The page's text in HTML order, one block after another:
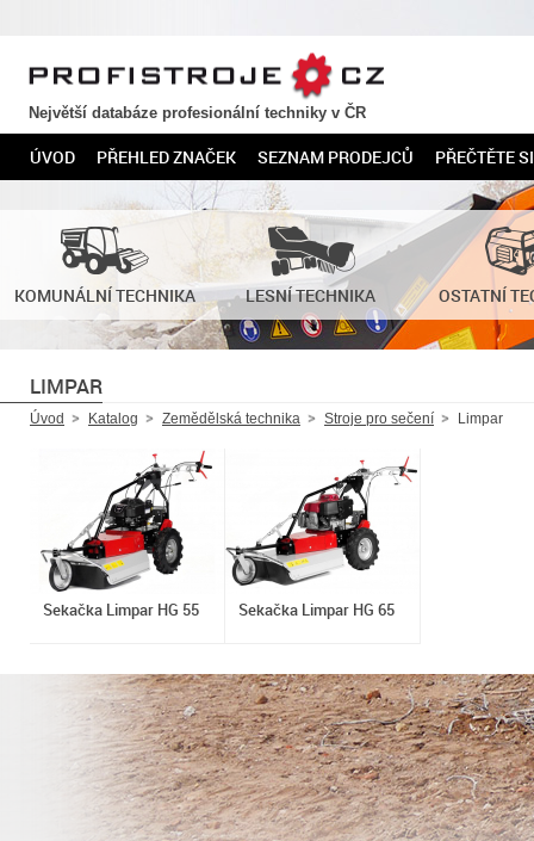
PROFISTROJE.CZ
Největší databáze profesionální techniky v ČR
ÚVOD PŘEHLED ZNAČEK SEZNAM PRODEJCŮ PŘEČTĚTE SI
KOMUNÁLNÍ TECHNIKA LESNÍ TECHNIKA OSTATNÍ
LIMPAR
Úvod Katalog Zemědělská technika Stroje pro sečení Limpar
Sekačka Limpar HG 55 Sekačka Limpar HG 65